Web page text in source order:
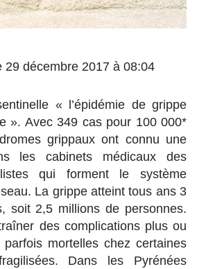
29 décembre 2017 à 08:04
« l’épidémie de grippe
». Avec 349 cas pour 100 000*
grippaux ont connu une
les cabinets médicaux des
qui forment le système
La grippe atteint tous ans 3
soit 2,5 millions de personnes.
des complications plus ou
mortelles chez certaines
Dans les Pyrénées